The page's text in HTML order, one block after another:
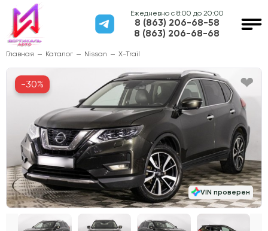
Ежедневно с 8:00 до 20:00
8 (863) 206-68-58
8 (863) 206-68-68
Главная Каталог Nissan X-Trail
VIN проверен
-30%